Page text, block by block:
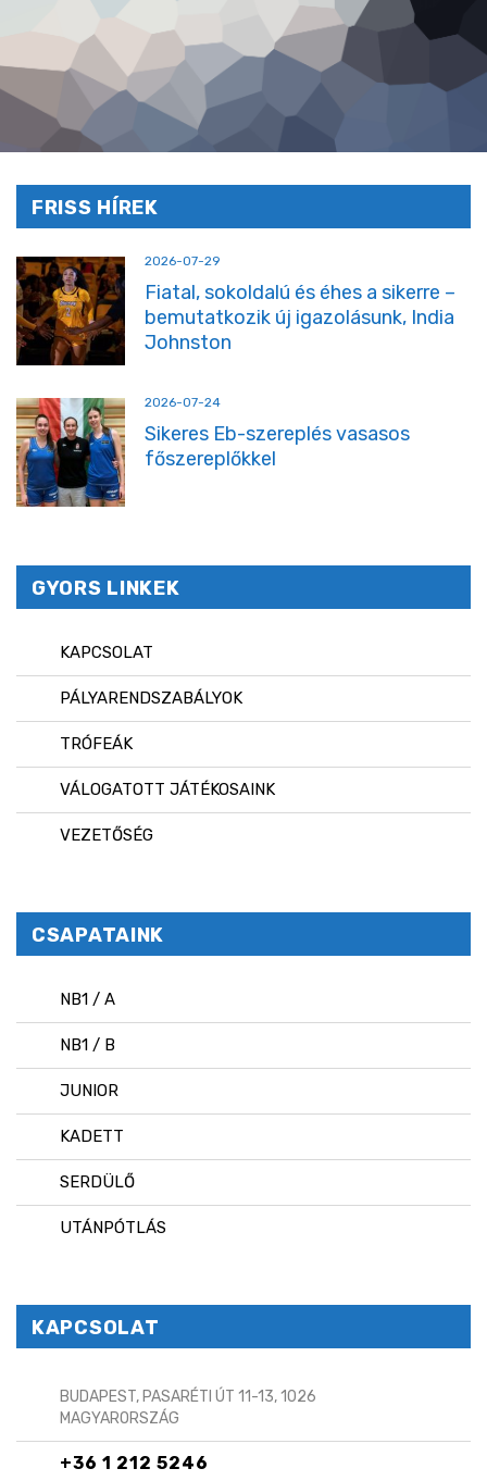
FRISS HÍREK
2026-07-29
Fiatal, sokoldalú és éhes a sikerre –
bemutatkozik új igazolásunk, India
Johnston
2026-07-24
Sikeres Eb-szereplés vasasos
főszereplőkkel
GYORS LINKEK
KAPCSOLAT
PÁLYARENDSZABÁLYOK
TRÓFEÁK
VÁLOGATOTT JÁTÉKOSAINK
VEZETŐSÉG
CSAPATAINK
NB1 / A
NB1 / B
JUNIOR
KADETT
SERDÜLŐ
UTÁNPÓTLÁS
KAPCSOLAT
BUDAPEST, PASARÉTI ÚT 11-13, 1026
MAGYARORSZÁG
+36 1 212 5246